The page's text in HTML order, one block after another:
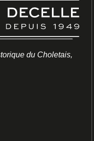
du Choletais,